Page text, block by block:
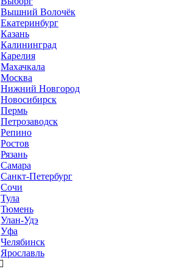
Вышний Волочёк
Екатеринбург
Казань
Калининград
Карелия
Махачкала
Москва
Нижний Новгород
Новосибирск
Пермь
Петрозаводск
Репино
Ростов
Рязань
Самара
Санкт-Петербург
Сочи
Тула
Тюмень
Улан-Удэ
Уфа
Челябинск
Ярославль